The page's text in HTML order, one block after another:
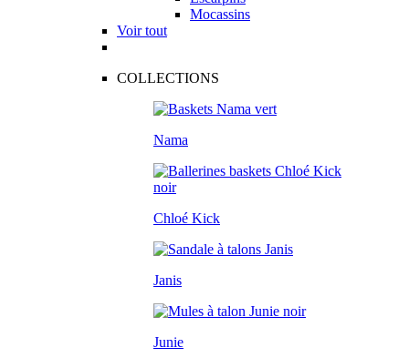
Mocassins
Voir tout
COLLECTIONS
Nama
Chloé Kick
Janis
Junie